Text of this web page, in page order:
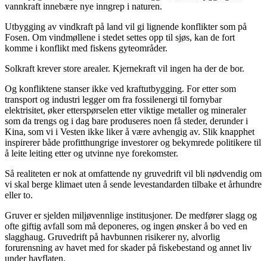
vannkraft innebære nye inngrep i naturen.
Utbygging av vindkraft på land vil gi lignende konflikter som på
Fosen. Om vindmøllene i stedet settes opp til sjøs, kan de fort
komme i konflikt med fiskens gyteområder.
Solkraft krever store arealer. Kjernekraft vil ingen ha der de bor.
Og konfliktene stanser ikke ved kraftutbygging. For etter som
transport og industri legger om fra fossilenergi til fornybar
elektrisitet, øker etterspørselen etter viktige metaller og mineraler
som da trengs og i dag bare produseres noen få steder, derunder i
Kina, som vi i Vesten ikke liker å være avhengig av. Slik knapphet
inspirerer både profitthungrige investorer og bekymrede politikere til
å leite leiting etter og utvinne nye forekomster.
Så realiteten er nok at omfattende ny gruvedrift vil bli nødvendig om
vi skal berge klimaet uten å sende levestandarden tilbake et århundre
eller to.
Gruver er sjelden miljøvennlige institusjoner. De medfører slagg og
ofte giftig avfall som må deponeres, og ingen ønsker å bo ved en
slagghaug. Gruvedrift på havbunnen risikerer ny, alvorlig
forurensning av havet med for skader på fiskebestand og annet liv
under havflaten.